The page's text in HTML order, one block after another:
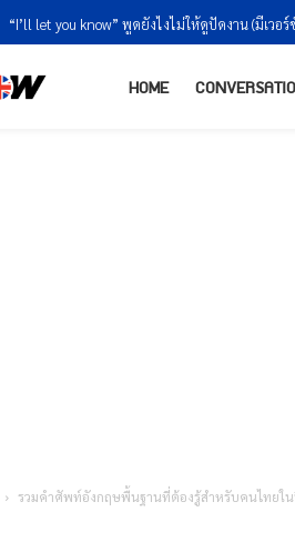
“I’ll let you know” พูดยังไงไม่ให้ดูปัดงาน (มีเวอร์ชัน
“I’m finished” vs “I’m done” ใช้ต่างกันยังไงให้ธ
HOME
รวมคำศัพท์อังกฤษพื้นฐานที่ต้องรู้สำหรับคนไทยใ